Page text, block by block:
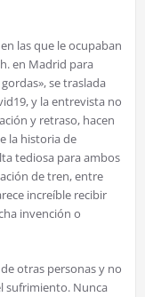
las que le ocupaban
en Madrid para
se traslada
y la entrevista no
y retraso, hacen
la historia de
tediosa para ambos
de tren, entre
increíble recibir
invención o
otras personas y no
sufrimiento. Nunca